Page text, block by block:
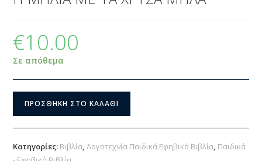
€10.00
Σε απόθεμα
ΠΡΟΣΘΉΚΗ ΣΤΟ ΚΑΛΆΘΙ
Κατηγορίες: Βιβλία,Λογοτεχνία Παιδικά Εφηβικά Βιβλία, Παιδικά